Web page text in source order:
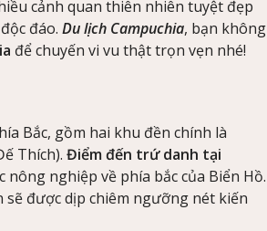
cảnh quan thiên nhiên tuyệt đẹp
đáo. Du lịch Campuchia, bạn không
để chuyến vi vu thật trọn vẹn nhé!
Bắc, gồm hai khu đền chính là
Thích). Điểm đến trứ danh tại
nghiệp về phía bắc của Biển Hồ.
sẽ được dịp chiêm ngưỡng nét kiến